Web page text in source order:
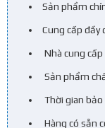
Sản phẩm
Cung cấp đầy
Nhà cung
Sản phẩm
Thời gian
Hàng có sẵn